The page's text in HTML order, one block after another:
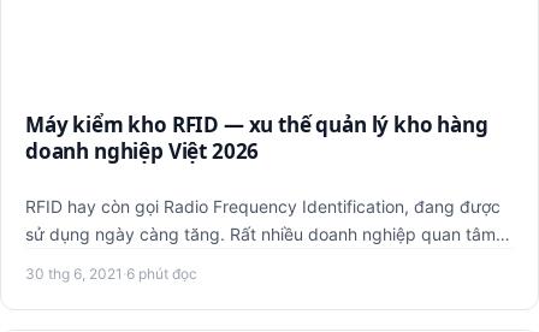
Máy kiểm kho RFID — xu thế quản lý kho hàng
doanh nghiệp Việt 2026
RFID hay còn gọi Radio Frequency Identification, đang được
sử dụng ngày càng tăng. Rất nhiều doanh nghiệp quan tâm
30 thg 6, 2021 ·6 phút đọc